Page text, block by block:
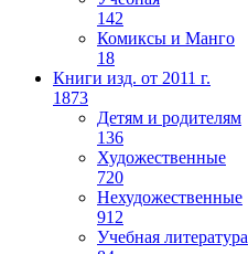
142
Комиксы и Манго
18
Книги изд. от 2011 г.
1873
Детям и родителям
136
Художественные
720
Нехудожественные
912
Учебная литература